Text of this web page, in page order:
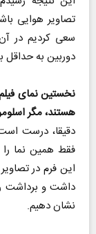
تصاویر هوایی
سعی کردیم در
دوربین به حداقل
نخستین نمای
هستند، مگر
دقیقا، درست
فقط همین نما
این فرم در
داشت و برداشت
نشان دهیم.